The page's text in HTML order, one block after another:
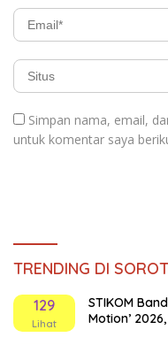
Simpan nama, email,
untuk komentar saya
TRENDING DI
129
Lihat
STIKOM
Motion’